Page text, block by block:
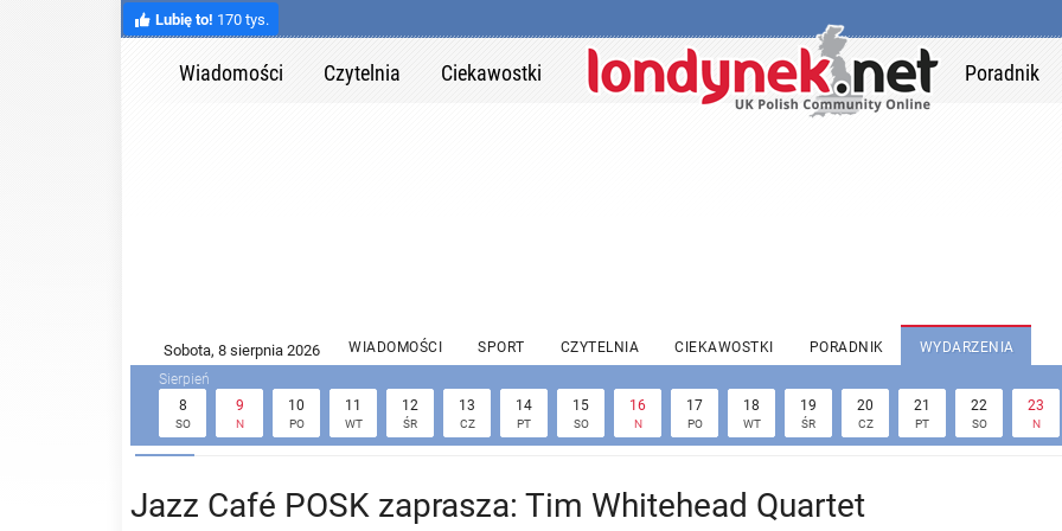
Lubię to! 170 tys.
Wiadomości Czytelnia Ciekawostki Poradnik
WIADOMOŚCI SPORT CZYTELNIA CIEKAWOSTKI PORADNIK WYDARZENIA
8
SO
9
N
10
PO
11
WT
12
ŚR
13
CZ
14
PT
15
SO
16
N
17
PO
18
WT
19
ŚR
20
CZ
21
PT
22
SO
23
N
Jazz Café POSK zaprasza: Tim Whitehead Quartet